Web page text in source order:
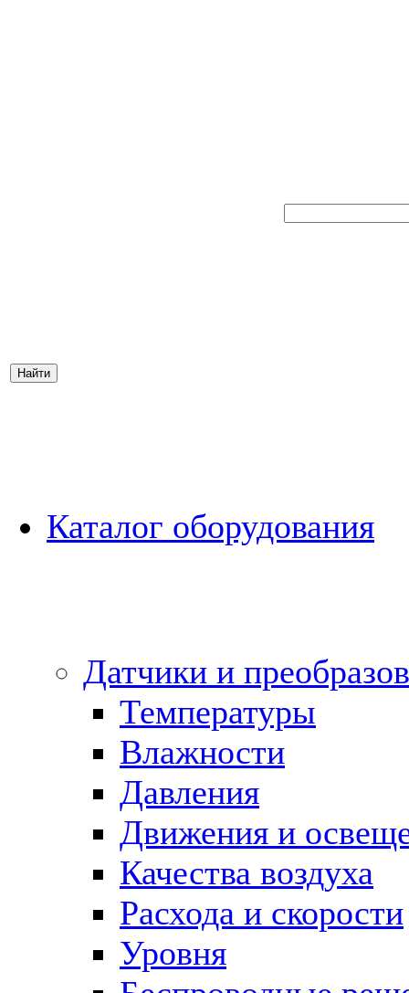
Каталог оборудования
Датчики и
Температуры
Влажности
Давления
Движения и
Качества воздуха
Расхода и скорости
Уровня